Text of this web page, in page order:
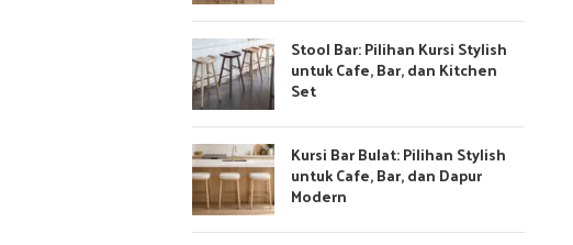
Stool Bar: Pilihan Kursi Stylish
untuk Cafe, Bar, dan Kitchen
Set
Kursi Bar Bulat: Pilihan Stylish
untuk Cafe, Bar, dan Dapur
Modern